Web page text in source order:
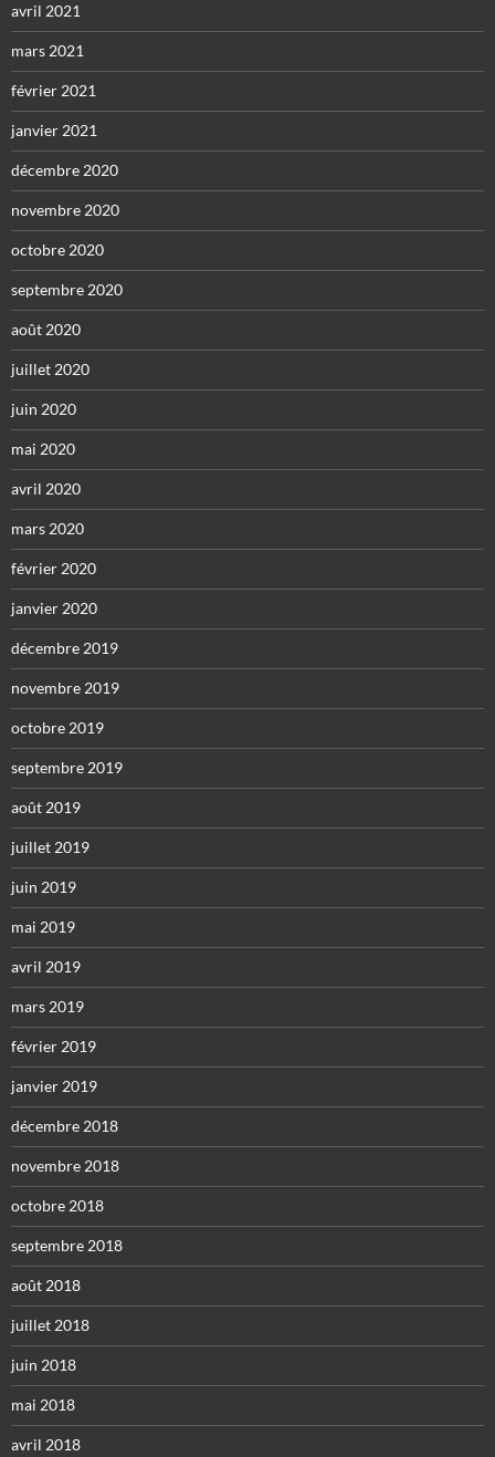
avril 2021
mars 2021
février 2021
janvier 2021
décembre 2020
novembre 2020
octobre 2020
septembre 2020
août 2020
juillet 2020
juin 2020
mai 2020
avril 2020
mars 2020
février 2020
janvier 2020
décembre 2019
novembre 2019
octobre 2019
septembre 2019
août 2019
juillet 2019
juin 2019
mai 2019
avril 2019
mars 2019
février 2019
janvier 2019
décembre 2018
novembre 2018
octobre 2018
septembre 2018
août 2018
juillet 2018
juin 2018
mai 2018
avril 2018